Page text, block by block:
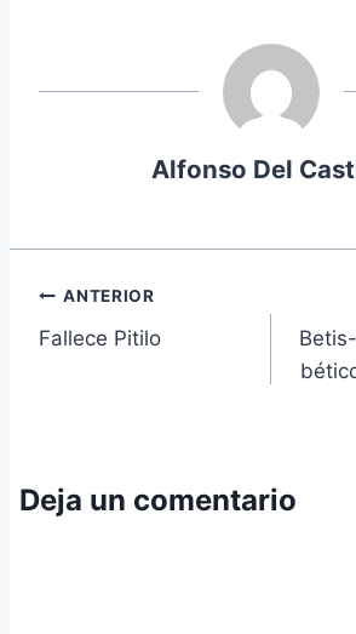
Alfonso Del
Navegación
de
ANTERIOR
Fallece Pitilo
Deja un comentario